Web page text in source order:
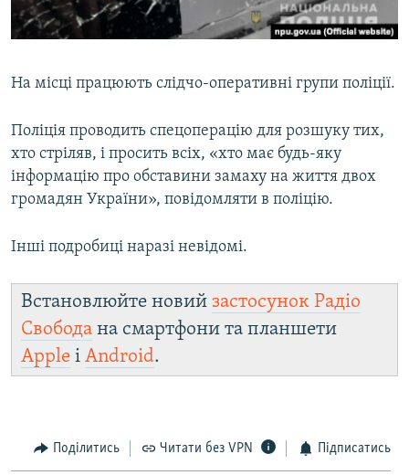
На місці працюють слідчо-оперативні групи поліції.
Поліція проводить спецоперацію для розшуку тих,
хто стріляв, і просить всіх, «хто має будь-яку
інформацію про обставини замаху на життя двох
громадян України», повідомляти в поліцію.
Інші подробиці наразі невідомі.
Встановлюйте новий застосунок Радіо
Свобода на смартфони та планшети
Apple і Android.
Поділитись Читати без VPN Підписатись